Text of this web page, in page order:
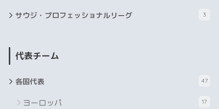
サウジ・プロフェッショナルリーグ 3
代表チーム
各国代表 47
ヨーロッパ 17